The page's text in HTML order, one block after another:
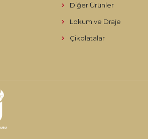
Diğer Ürünler
Lokum ve Draje
Çikolatalar